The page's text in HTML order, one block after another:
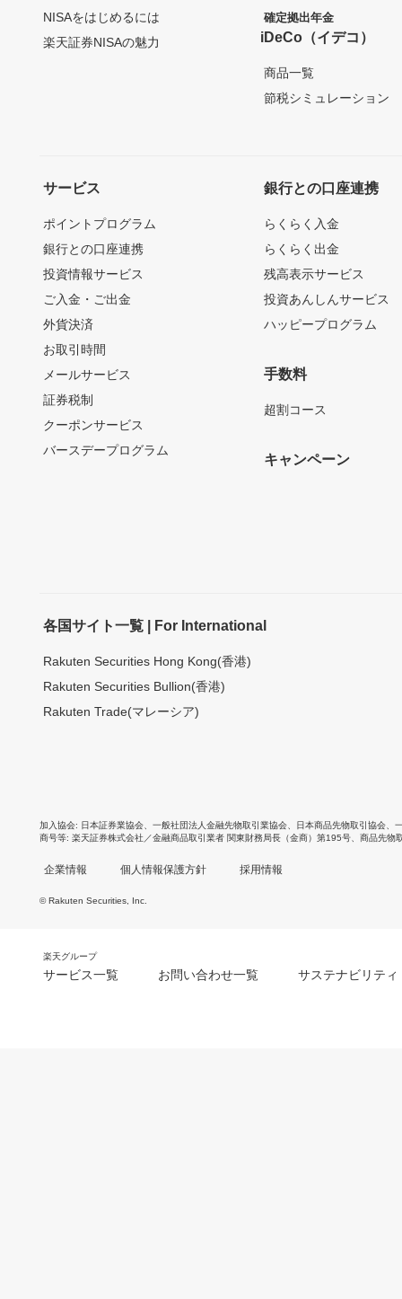
NISAをはじめるには
楽天証券NISAの魅力
確定拠出年金
iDeCo（イデコ）
商品一覧
節税シミュレーション
サービス
ポイントプログラム
銀行との口座連携
投資情報サービス
ご入金・ご出金
外貨決済
お取引時間
メールサービス
証券税制
クーポンサービス
バースデープログラム
銀行との口座連携
らくらく入金
らくらく出金
残高表示サービス
投資あんしんサービス
ハッピープログラム
手数料
超割コース
キャンペーン
各国サイト一覧 | For International
Rakuten Securities Hong Kong(香港)
Rakuten Securities Bullion(香港)
Rakuten Trade(マレーシア)
加入協会 日本証券業協会 一般社団法人金融先物取引業協会 日本商品先物取引協会
商号等 楽天証券株式会社／金融商品取引業者 関東財務局長（金商）第195号、商品先物
企業情報 個人情報保護方針 採用情報
© Rakuten Securities, Inc.
楽天グループ
サービス一覧 お問い合わせ一覧 サステナビリティ